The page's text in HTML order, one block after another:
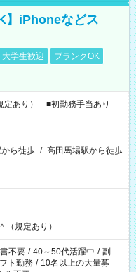
】iPhoneなどス
大学生歓迎
ブランクOK
定あり） ■初勤務手当あり
ら徒歩 / 高田馬場駅から徒歩
規定あり）
不要 / 40～50代活躍中 / 副
ト勤務 / 10名以上の大量募